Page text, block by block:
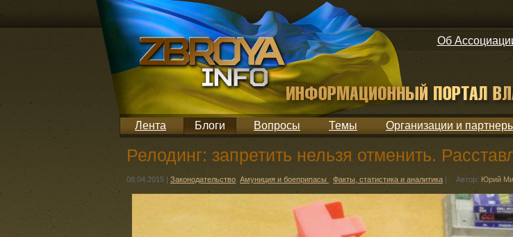
Об
Лента Блоги Вопросы Темы Организации и
Релодинг: запретить нельзя отменить.
08.04.2015 | Законодательство Амуниция и боеприпасы Факты, статистика и аналитика | Автор: Юрий